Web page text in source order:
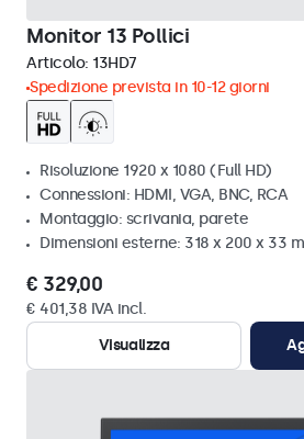
Monitor 13 Pollici
Articolo: 13HD7
Spedizione prevista in 10-12 giorni
Risoluzione 1920 x 1080 (Full HD)
Connessioni: HDMI, VGA, BNC, RCA
Montaggio: scrivania, parete
Dimensioni esterne: 318 x 200 x 33
€ 329,00
€ 401,38 IVA incl.
Visualizza